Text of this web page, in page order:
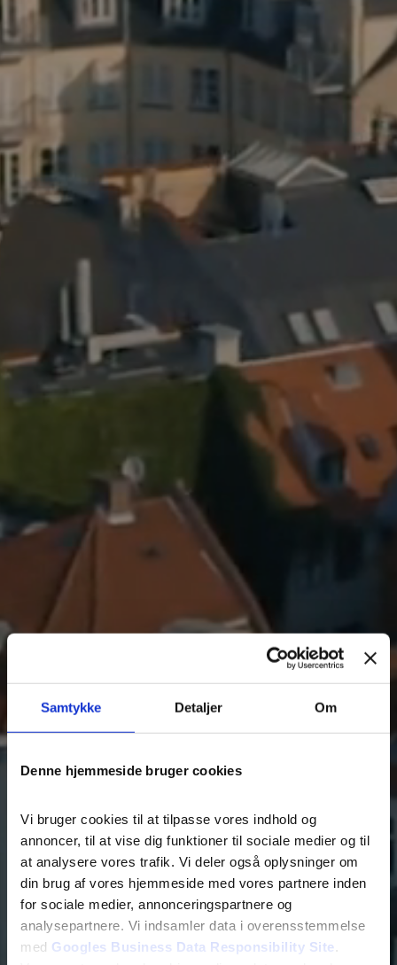
Samtykke Detaljer Om
Denne hjemmeside bruger cookies
Vi bruger cookies til at tilpasse vores indhold og
annoncer, til at vise dig funktioner til sociale medier og til
at analysere vores trafik. Vi deler også oplysninger om
din brug af vores hjemmeside med vores partnere inden
for sociale medier, annonceringspartnere og
analysepartnere. Vi indsamler data i overensstemmelse
med Googles Business Data Responsibility Site.